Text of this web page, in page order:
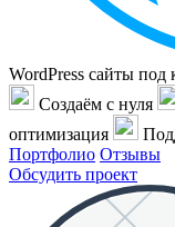
WordPress сайты под
Создаём с нуля
оптимизация
Портфолио Отзывы
Обсудить проект